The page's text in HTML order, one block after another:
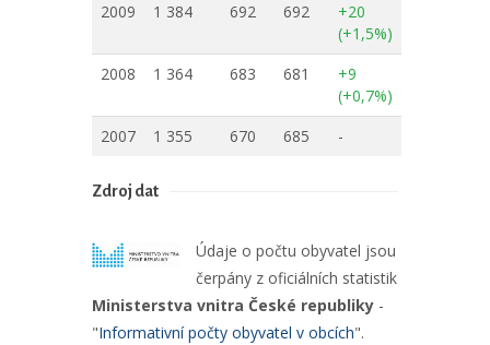
2009
1 384 692 692
+20
(+1,5%)
2008
1 364 683 681
+9
(+0,7%)
2007
1 355 670 685 -
Zdroj dat
Údaje o počtu obyvatel jsou
čerpány z oficiálních statistik
Ministerstva vnitra České republiky -
"Informativní počty obyvatel v obcích".